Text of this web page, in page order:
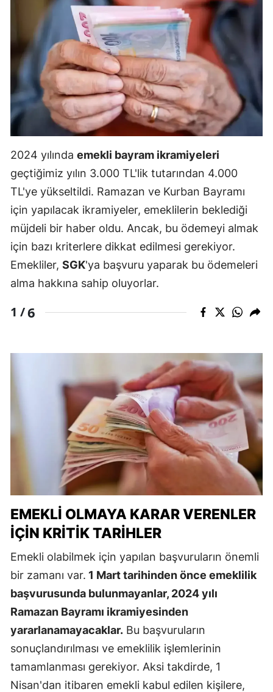
2024 yılında emekli bayram ikramiyeleri
geçtiğimiz yılın 3.000 TL'lik tutarından 4.000
TL'ye yükseltildi. Ramazan ve Kurban Bayramı
için yapılacak ikramiyeler, emeklilerin beklediği
müjdeli bir haber oldu. Ancak, bu ödemeyi almak
için bazı kriterlere dikkat edilmesi gerekiyor.
Emekliler, SGK'ya başvuru yaparak bu ödemeleri
alma hakkına sahip oluyorlar.
1 /6
EMEKLI OLMAYA KARAR VERENLER
İÇIN KRITIK TARIHLER
Emekli olabilmek için yapılan başvuruların önemli
bir zamanı var. 1 Mart tarihinden önce emeklilik
başvurusunda bulunmayanlar, 2024 yılı
Ramazan Bayramı ikramiyesinden
yararlanamayacaklar. Bu başvuruların
sonuçlandırılması ve emeklilik işlemlerinin
tamamlanması gerekiyor. Aksi takdirde, 1
Nisan'dan itibaren emekli kabul edilen kişilere,